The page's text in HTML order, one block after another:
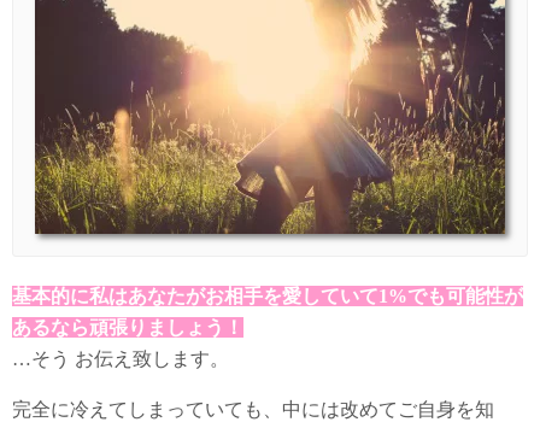
基本的に私はあなたがお相手を愛していて1%でも可能性が
あるなら頑張りましょう！
…そう お伝え致します。
完全に冷えてしまっていても、中には改めてご自身を知